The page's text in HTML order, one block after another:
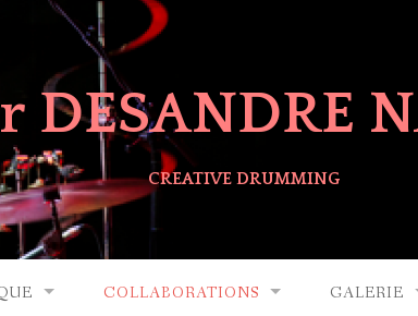
DESANDRE
CREATIVE DRUMMING
COLLABORATIONS GALERIE